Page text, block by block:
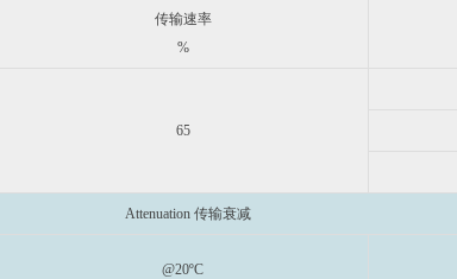
传输速率
%
65
Attenuation 传输衰减
@20ºC